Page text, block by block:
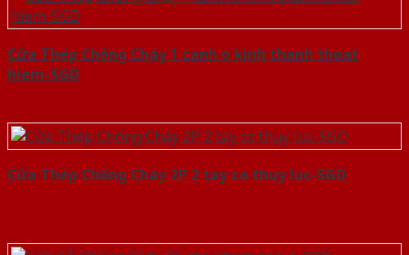
Cửa Thép Chống Cháy 1 canh o kinh thanh thoat
hiem-SGD
Cửa Thép Chống Cháy 2P 2 tay co thuy luc-SGD